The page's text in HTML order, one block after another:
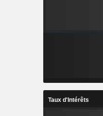
Taux d'Intérêts